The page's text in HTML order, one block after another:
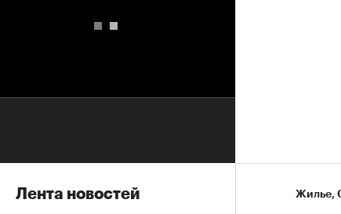
Жилье⁠,
Лента новостей